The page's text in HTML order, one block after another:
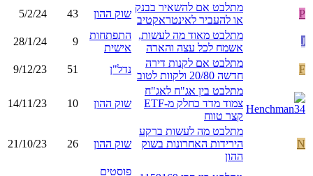
P
מתלבט אם להשאיר בבנק
או להעביר לאינטראקטיב
שוק ההון 43
5/2/24
J
מתלבט מאוד מה לעשות,
אשמח לכל עצה והארה
התפתחות
אישית
9
28/1/24
F
מתלבט אם לקנות דירה
חדשה 20/80 ולקוות לטוב
נדל"ן 51
9/12/23
מתלבט בין אג"ח לאג"ח
צמוד מדד כחלק מ-ETF
קצר טווח
שוק ההון 10
14/11/23
N
מתלבט מה לעשות ברקע
הירידות האחרונות בשוק
ההון
שוק ההון 26
21/10/23
פוסטים